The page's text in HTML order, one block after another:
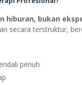
hiburan, bukan
secara terstruktur,
penuh